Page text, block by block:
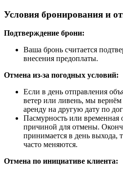
Условия бронирования и
Подтверждение брони:
Ваша бронь считается
внесения предоплаты.
Отмена из-за погодных условий:
Если в день отправления
ветер или ливень, мы
аренду на другую дату по
Пасмурность или временная
причиной для отмены.
принимается в день выхода,
часто меняются.
Отмена по инициативе клиента: